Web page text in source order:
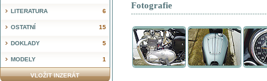
Fotografie
6
LITERATURA
15
OSTATNÍ
5
DOKLADY
1
MODELY
VLOŽIT INZERÁT